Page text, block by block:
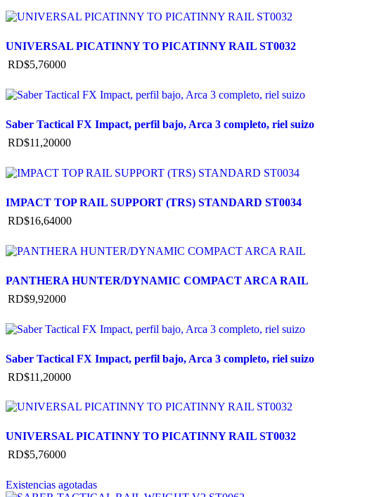
UNIVERSAL PICATINNY TO PICATINNY RAIL ST0032
RD$5,76000
Saber Tactical FX Impact, perfil bajo, Arca 3 completo, riel suizo
RD$11,20000
IMPACT TOP RAIL SUPPORT (TRS) STANDARD ST0034
RD$16,64000
PANTHERA HUNTER/DYNAMIC COMPACT ARCA RAIL
RD$9,92000
Saber Tactical FX Impact, perfil bajo, Arca 3 completo, riel suizo
RD$11,20000
UNIVERSAL PICATINNY TO PICATINNY RAIL ST0032
RD$5,76000
Existencias agotadas